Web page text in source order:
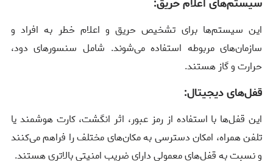
سیستم‌های اعلام حریق:
این سیستم‌ها برای تشخیص حریق و اعلام خطر به افراد و
سازمان‌های مربوطه استفاده می‌شوند. شامل سنسورهای دود،
حرارت و گاز هستند.
قفل‌های دیجیتال:
این قفل‌ها با استفاده از رمز عبور، اثر انگشت، کارت هوشمند یا
تلفن همراه، امکان دسترسی به مکان‌های مختلف را فراهم می‌کنند
و نسبت به قفل‌های معمولی دارای ضریب امنیتی بالاتری هستند.